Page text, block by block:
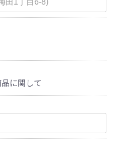
に関して